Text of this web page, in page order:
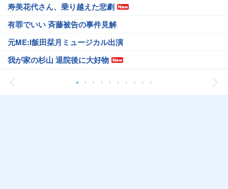
寿美花代さん、乗り越えた悲劇
有罪でいい 斉藤被告の事件見解
元ME:I飯田栞月ミュージカル出演
我が家の杉山 退院後に大好物